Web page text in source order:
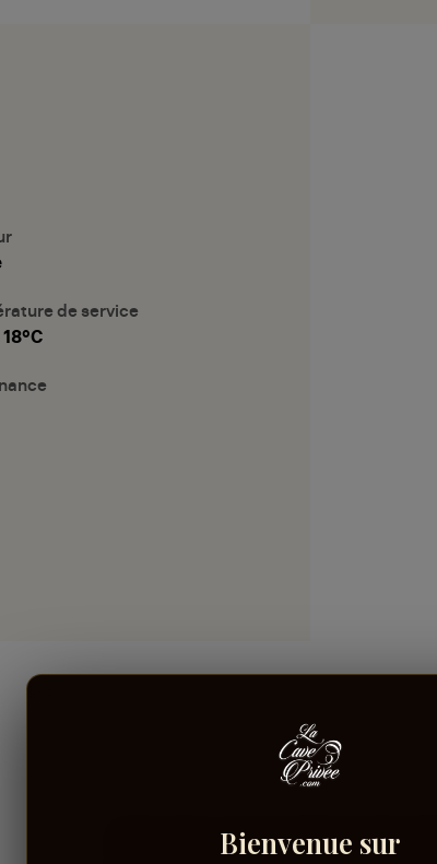
de service
Connectez-vous pour donner votre
Bienvenue sur